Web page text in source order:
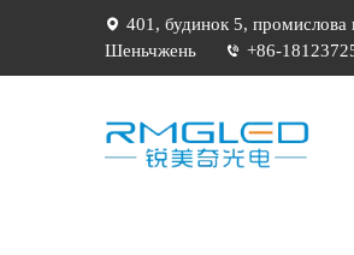
401, будинок 5, промислова
Шеньчжень
+86-